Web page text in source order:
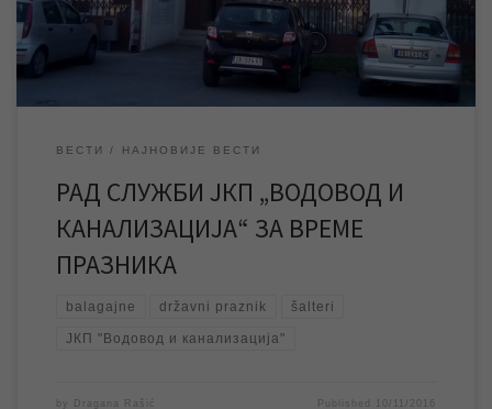
диспечерска служба на броју телефона 023/534-097 као и […]
ВЕСТИ НАЈНОВИЈЕ ВЕСТИ
РАД СЛУЖБИ ЈКП „ВОДОВОД И
КАНАЛИЗАЦИЈА“ ЗА ВРЕМЕ
ПРАЗНИКА
balagajne državni praznik šalteri
ЈКП "Водовод и канализација"
by Dragana Rašić Published 10/11/2016